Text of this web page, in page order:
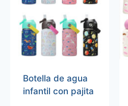
Botella de agua
infantil con pajita